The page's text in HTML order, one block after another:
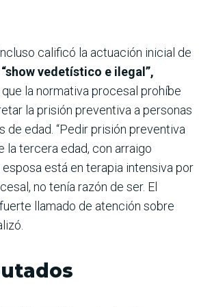
calificó la actuación inicial de
“show vedetístico e ilegal”,
la normativa procesal prohíbe
la prisión preventiva a personas
de edad. “Pedir prisión preventiva
la tercera edad, con arraigo
está en terapia intensiva por
no tenía razón de ser. El
llamado de atención sobre